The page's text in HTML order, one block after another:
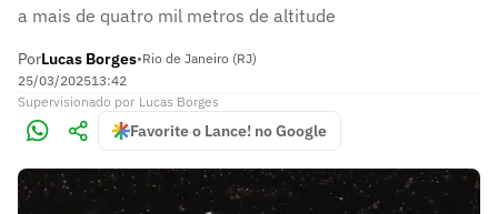
a mais de quatro mil metros de altitude
PorLucas Borges•Rio de Janeiro (RJ)
25/03/202513:42
Supervisionado por Lucas Borges
Favorite o Lance! no Google